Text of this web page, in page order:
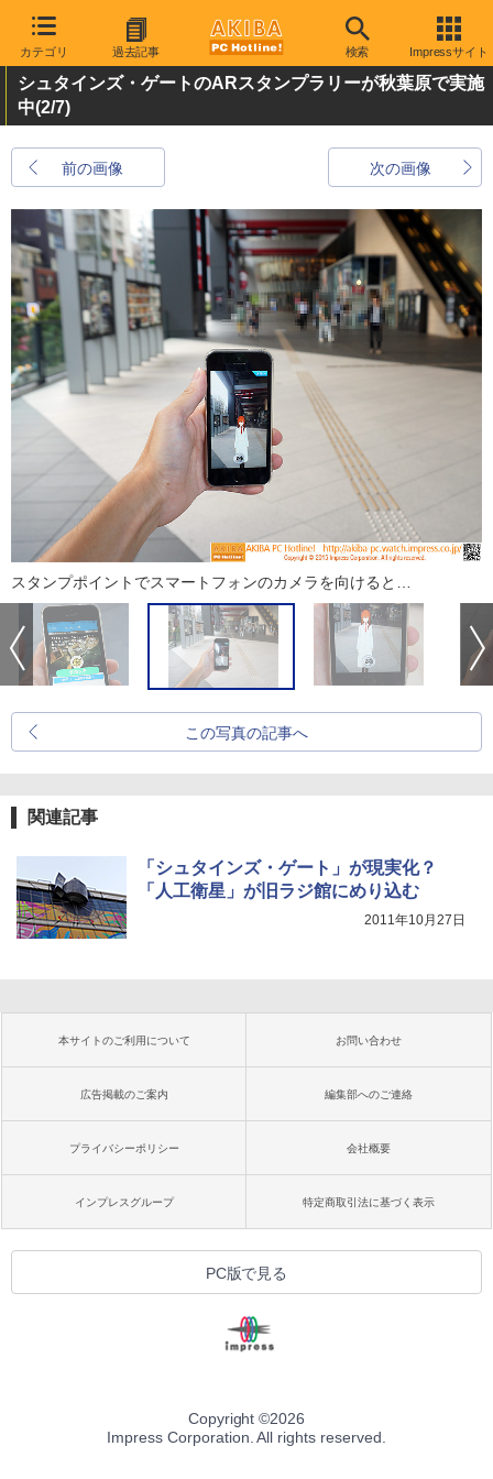
カテゴリ 過去記事 検索 Impressサイト
シュタインズ・ゲートのARスタンプラリーが秋葉原で実施
中(2/7)
前の画像 次の画像
スタンプポイントでスマートフォンのカメラを向けると…
この写真の記事へ
関連記事
「シュタインズ・ゲート」が現実化？
「人工衛星」が旧ラジ館にめり込む
2011年10月27日
本サイトのご利用について お問い合わせ
広告掲載のご案内 編集部へのご連絡
プライバシーポリシー 会社概要
インプレスグループ 特定商取引法に基づく表示
PC版で見る
Copyright ©2026
Impress Corporation. All rights reserved.